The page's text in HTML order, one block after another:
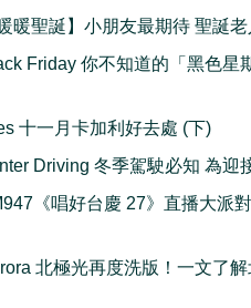
暖聖誕】小朋友最期待 聖誕
Friday 你不知道的「黑色星
十一月卡加利好去處 (下)
Driving 冬季駕駛必知 為迎
《唱好台慶 27》直播大派
北極光再度洗版！一文了解